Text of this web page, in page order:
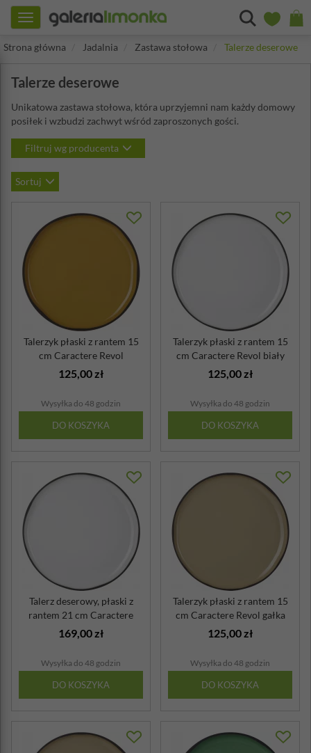
Toggle
navigation
Strona główna
Jadalnia Zastawa stołowa Talerze deserowe
Talerze deserowe
Unikatowa zastawa stołowa, która uprzyjemni nam każdy domowy
posiłek i wzbudzi zachwyt wśród zaproszonych gości.
Filtruj wg producenta
Sortuj
Talerzyk płaski z rantem 15
cm Caractere Revol
kurkuma
125,00 zł
Wysyłka do 48 godzin
DO KOSZYKA
Talerzyk płaski z rantem 15
cm Caractere Revol biały
125,00 zł
Wysyłka do 48 godzin
DO KOSZYKA
Talerz deserowy, płaski z
rantem 21 cm Caractere
Revol biały
169,00 zł
Wysyłka do 48 godzin
DO KOSZYKA
Talerzyk płaski z rantem 15
cm Caractere Revol gałka
musz...
125,00 zł
Wysyłka do 48 godzin
DO KOSZYKA